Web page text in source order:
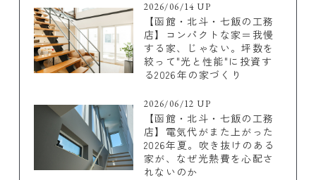
2026/06/14 UP
【函館・北斗・七飯の工務
店】コンパクトな家＝我慢
する家、じゃない。坪数を
絞って"光と性能"に投資す
る2026年の家づくり
2026/06/12 UP
【函館・北斗・七飯の工務
店】電気代がまた上がった
2026年夏。吹き抜けのある
家が、なぜ光熱費を心配さ
れないのか